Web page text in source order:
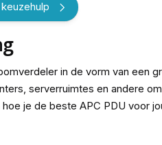
in de vorm van een
serverruimtes en andere
je de beste APC PDU voor